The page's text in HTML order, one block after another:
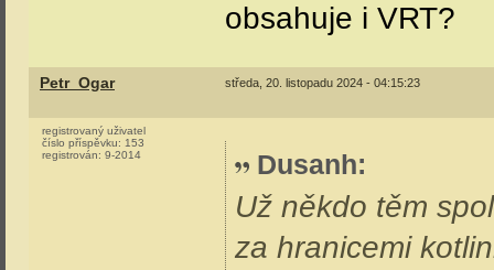
obsahuje i VRT?
Petr_Ogar středa, 20. listopadu 2024 - 04:15:23
registrovaný uživatel
číslo příspěvku: 153
registrován: 9-2014 Dusanh:
Už někdo těm
za hranicemi